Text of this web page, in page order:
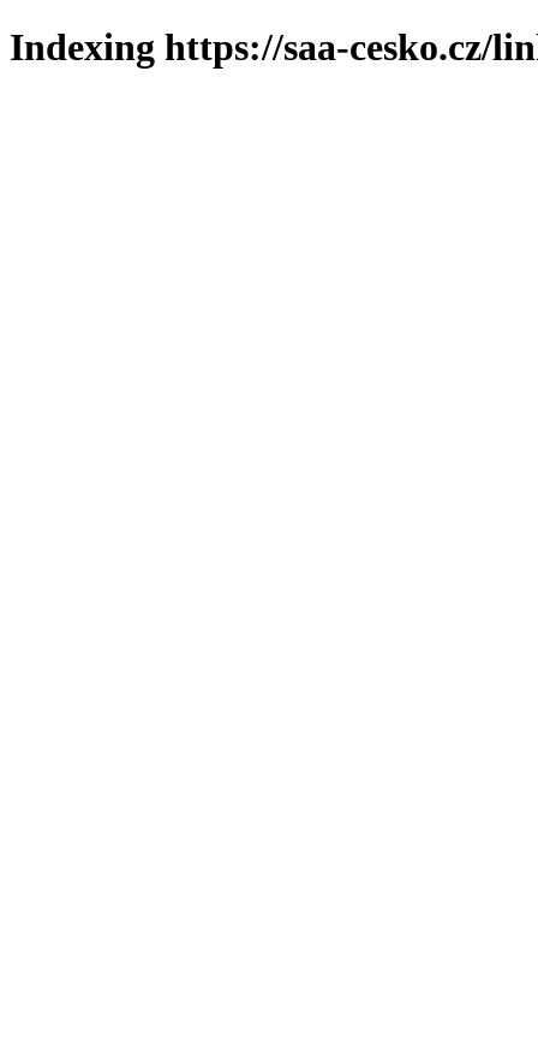
Indexing https://saa-cesko.cz/